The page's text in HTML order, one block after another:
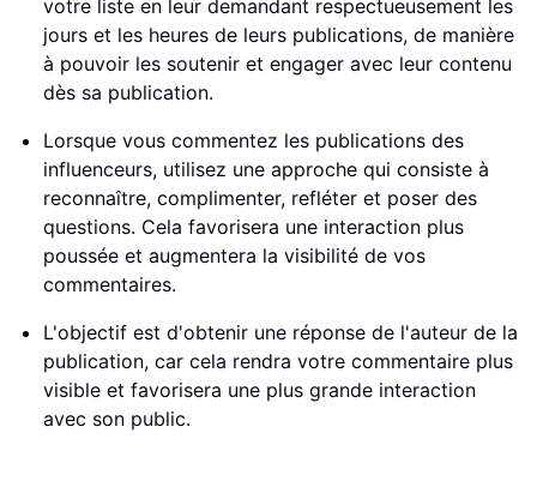
votre liste en leur demandant respectueusement les
jours et les heures de leurs publications, de manière
à pouvoir les soutenir et engager avec leur contenu
dès sa publication.
Lorsque vous commentez les publications des
influenceurs, utilisez une approche qui consiste à
reconnaître, complimenter, refléter et poser des
questions. Cela favorisera une interaction plus
poussée et augmentera la visibilité de vos
commentaires.
L'objectif est d'obtenir une réponse de l'auteur de la
publication, car cela rendra votre commentaire plus
visible et favorisera une plus grande interaction
avec son public.